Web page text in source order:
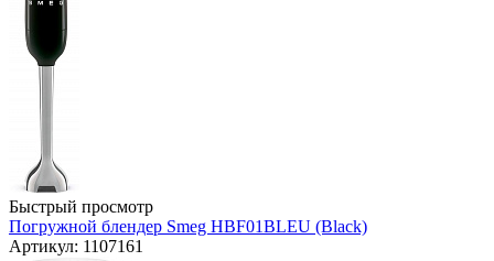
Быстрый просмотр
Погружной блендер Smeg HBF01BLEU (Black)
Артикул: 1107161